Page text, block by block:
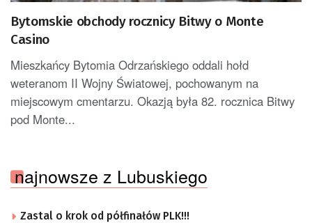
Bytomskie obchody rocznicy Bitwy o Monte
Casino
Mieszkańcy Bytomia Odrzańskiego oddali hołd
weteranom II Wojny Światowej, pochowanym na
miejscowym cmentarzu. Okazją była 82. rocznica Bitwy
pod Monte...
najnowsze z Lubuskiego
Zastal o krok od półfinałów PLK!!!